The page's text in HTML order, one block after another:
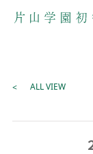
ALL VIEW